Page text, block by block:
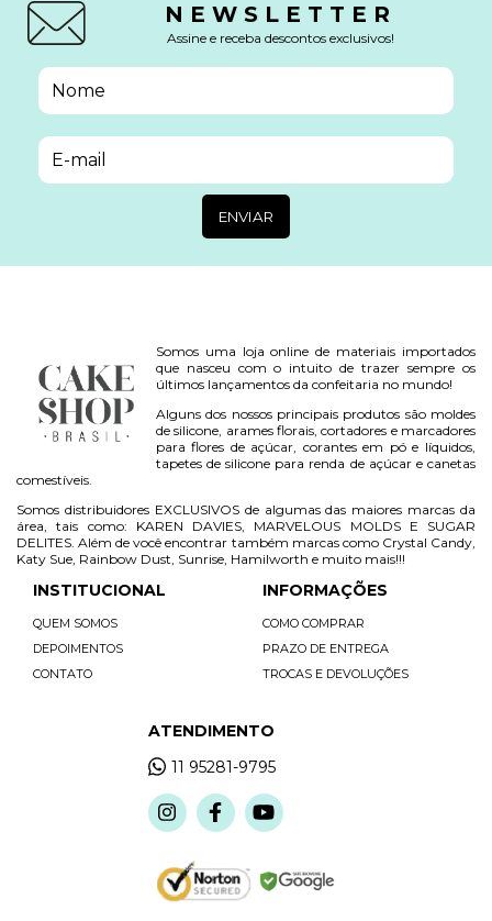
NEWSLETTER
Assine e receba descontos exclusivos!
Somos uma loja online de materiais importados
que nasceu com o intuito de trazer sempre os
últimos lançamentos da confeitaria no mundo!
Alguns dos nossos principais produtos são moldes
de silicone, arames florais, cortadores e marcadores
para flores de açúcar, corantes em pó e líquidos,
tapetes de silicone para renda de açúcar e canetas
comestíveis.
Somos distribuidores EXCLUSIVOS de algumas das maiores marcas da
área, tais como: KAREN DAVIES, MARVELOUS MOLDS E SUGAR
DELITES. Além de você encontrar também marcas como Crystal Candy,
Katy Sue, Rainbow Dust, Sunrise, Hamilworth e muito mais!!!
INSTITUCIONAL
QUEM SOMOS
DEPOIMENTOS
CONTATO
INFORMAÇÕES
COMO COMPRAR
PRAZO DE ENTREGA
TROCAS E DEVOLUÇÕES
ATENDIMENTO
11 95281-9795